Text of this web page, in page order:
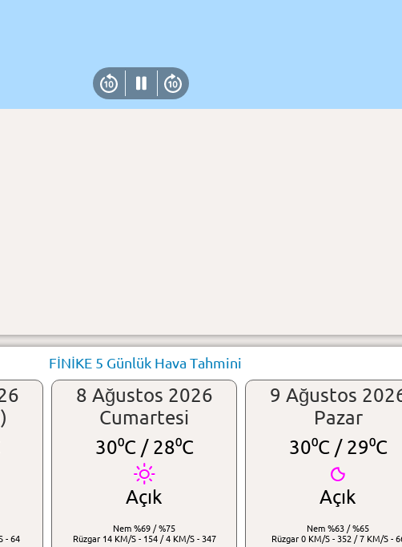
FİNİKE 5 Günlük Hava Tahmini
- 64
8 Ağustos 2026
Cumartesi
30⁰C /28⁰C
Açık
Nem %69 / %75
Rüzgar 14 KM/S - 154 / 4 KM/S - 347
9 Ağustos
Pazar
30⁰C /29⁰C
Açık
Nem %63 / %65
Rüzgar 0 KM/S - 352 / 7 KM/S -